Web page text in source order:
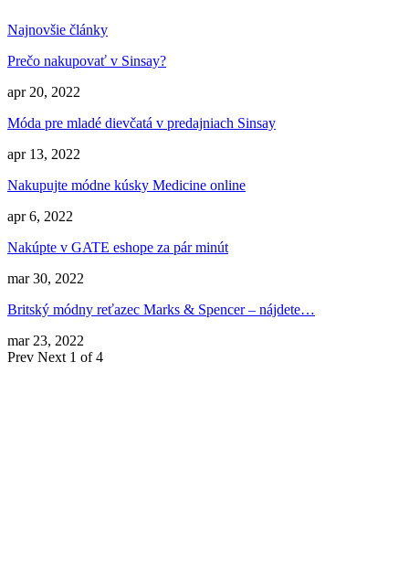
Najnovšie články
Prečo nakupovať v Sinsay?
apr 20, 2022
Móda pre mladé dievčatá v predajniach Sinsay
apr 13, 2022
Nakupujte módne kúsky Medicine online
apr 6, 2022
Nakúpte v GATE eshope za pár minút
mar 30, 2022
Britský módny reťazec Marks & Spencer – nájdete…
mar 23, 2022
Prev Next 1 of 4